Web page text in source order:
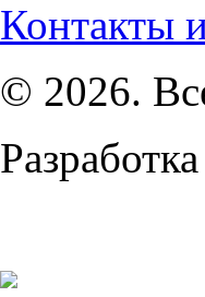
Контакты
© 2026.